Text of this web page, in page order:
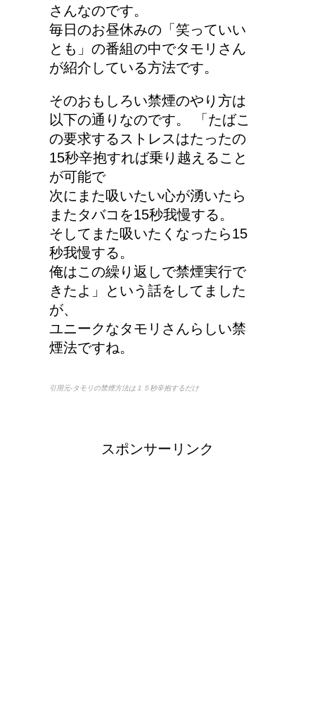
耳と肩が関係するの？耳
の違和感の原因は「肩こ
り」？！
第二次世界大戦における
日本の徴兵年齢は？
さんなのです。
毎日のお昼休みの「笑っていい
とも」の番組の中でタモリさん
が紹介している方法です。
そのおもしろい禁煙のやり方は
以下の通りなのです。 「たばこ
の要求するストレスはたったの
15秒辛抱すれば乗り越えること
が可能で
次にまた吸いたい心が湧いたら
またタバコを15秒我慢する。
そしてまた吸いたくなったら15
秒我慢する。
俺はこの繰り返しで禁煙実行で
きたよ」という話をしてました
が、
ユニークなタモリさんらしい禁
煙法ですね。
引用元-タモリの禁煙方法は１５秒辛抱するだけ
スポンサーリンク